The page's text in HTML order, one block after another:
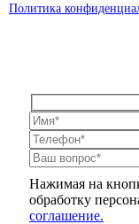
Политика
Нажимая на
обработку
соглашение.